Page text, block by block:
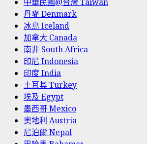
丹麥 Denmark
冰島 Iceland
加拿大 Canada
南非 South Africa
印尼 Indonesia
印度 India
土耳其 Turkey
埃及 Egypt
墨西哥 Mexico
奧地利 Austria
尼泊爾 Nepal